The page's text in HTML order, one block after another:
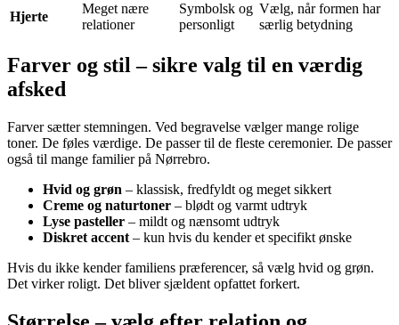
Hjerte
Meget nære
relationer
Symbolsk og
personligt
Vælg, når formen har
særlig betydning
Farver og stil – sikre valg til en værdig
afsked
Farver sætter stemningen. Ved begravelse vælger mange rolige
toner. De føles værdige. De passer til de fleste ceremonier. De passer
også til mange familier på Nørrebro.
Hvid og grøn – klassisk, fredfyldt og meget sikkert
Creme og naturtoner – blødt og varmt udtryk
Lyse pasteller – mildt og nænsomt udtryk
Diskret accent – kun hvis du kender et specifikt ønske
Hvis du ikke kender familiens præferencer, så vælg hvid og grøn.
Det virker roligt. Det bliver sjældent opfattet forkert.